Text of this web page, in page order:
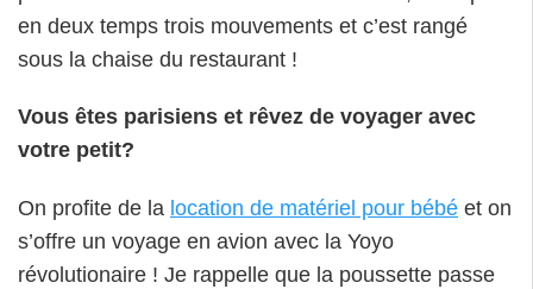
en deux temps trois mouvements et c’est rangé
sous la chaise du restaurant !
Vous êtes parisiens et rêvez de voyager avec
votre petit?
On profite de la location de matériel pour bébé et on
s’offre un voyage en avion avec la Yoyo
révolutionaire ! Je rappelle que la poussette passe